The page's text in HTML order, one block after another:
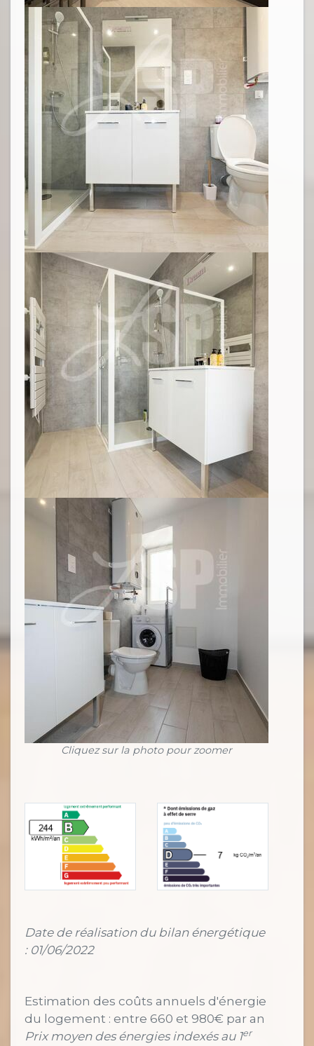
Cliquez sur la photo pour zoomer
Date de réalisation du bilan énergétique
: 01/06/2022
Estimation des coûts annuels d'énergie
du logement : entre 660 et 980€ par an
Prix moyen des énergies indexés au 1er